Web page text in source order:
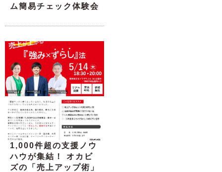
ム簡易チェック体験会
1,000件超の支援ノウ
ハウが集結！ オカビ
ズの「売上アップ術」